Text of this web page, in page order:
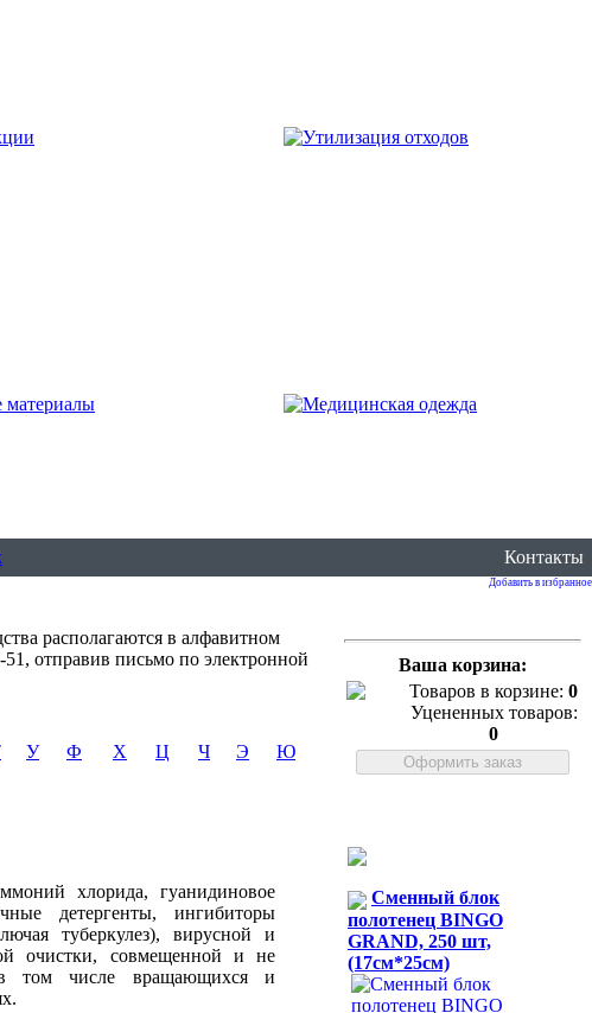
Контакты
Добавить в избранное
располагаются в алфавитном
отправив письмо по электронной
У Ф Х Ц Ч Э Ю
хлорида, гуанидиновое
детергенты, ингибиторы
туберкулез), вирусной и
очистки, совмещенной и не
в том числе вращающихся и
Ваша корзина:
Товаров в корзине: 0
Уцененных товаров:
0
Сменный блок
полотенец BINGO
GRAND, 250 шт,
(17см*25см)